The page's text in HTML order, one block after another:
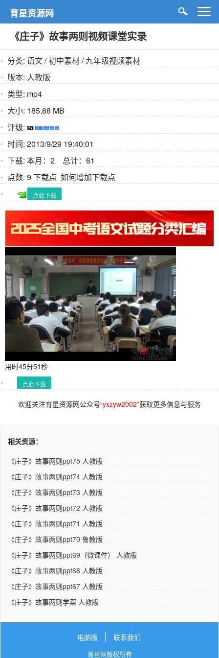
育星资源网
《庄子》故事两则视频课堂实录
分类: 语文/初中素材/九年级视频素材
版本: 人教版
类型: mp4
大小: 185.88 MB
评级:
时间: 2013/9/29 19:40:01
下载: 本月：2 总计：61
点数: 9 下载点 如何增加下载点
点此下载
用时45分51秒
点此下载
欢迎关注育星资源网公众号“yxzyw2002”获取更多信息与服务
相关资源：
《庄子》故事两则ppt75 人教版
《庄子》故事两则ppt74 人教版
《庄子》故事两则ppt73 人教版
《庄子》故事两则ppt72 人教版
《庄子》故事两则ppt71 人教版
《庄子》故事两则ppt70 鲁教版
《庄子》故事两则ppt69（微课件） 人教版
《庄子》故事两则ppt68 人教版
《庄子》故事两则ppt67 人教版
《庄子》故事两则学案 人教版
电脑版 联系我们
育星网版权所有